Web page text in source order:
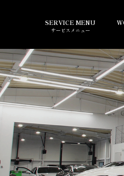
SERVICE MENU
サービスメニュー